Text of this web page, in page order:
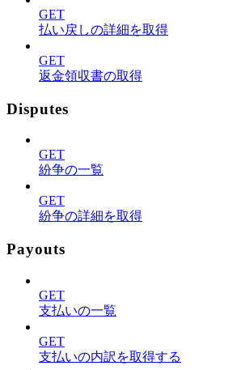
GET
払い戻しの詳細を取得
GET
返金領収書の取得
Disputes
GET
紛争の一覧
GET
紛争の詳細を取得
Payouts
GET
支払いの一覧
GET
支払いの内訳を取得する